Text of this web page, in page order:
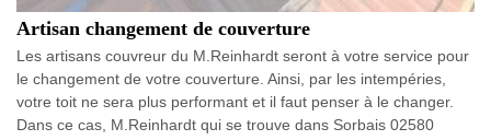
Artisan changement de couverture
Les artisans couvreur du M.Reinhardt seront à votre service pour
le changement de votre couverture. Ainsi, par les intempéries,
votre toit ne sera plus performant et il faut penser à le changer.
Dans ce cas, M.Reinhardt qui se trouve dans Sorbais 02580